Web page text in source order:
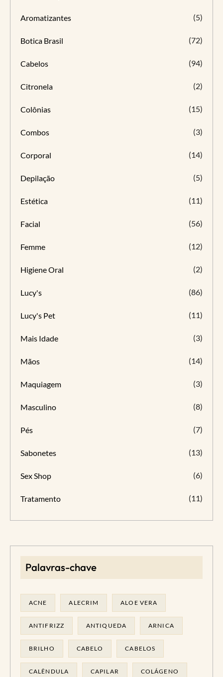
Aromatizantes (5)
Botica Brasil (72)
Cabelos (94)
Citronela (2)
Colônias (15)
Combos (3)
Corporal (14)
Depilação (5)
Estética (11)
Facial (56)
Femme (12)
Higiene Oral (2)
Lucy's (86)
Lucy's Pet (11)
Mais Idade (3)
Mãos (14)
Maquiagem (3)
Masculino (8)
Pés (7)
Sabonetes (13)
Sex Shop (6)
Tratamento (11)
Palavras-chave
ACNE ALECRIM ALOE VERA
ANTIFRIZZ ANTIQUEDA ARNICA
BRILHO CABELO CABELOS
CALÊNDULA CAPILAR COLÁGENO